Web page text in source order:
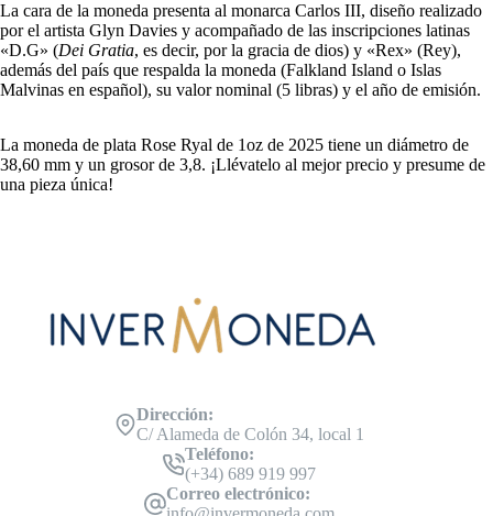
La cara de la moneda presenta al monarca Carlos III, diseño realizado
por el artista Glyn Davies y acompañado de las inscripciones latinas
«D.G» (Dei Gratia, es decir, por la gracia de dios) y «Rex» (Rey),
además del país que respalda la moneda (Falkland Island o Islas
Malvinas en español), su valor nominal (5 libras) y el año de emisión.
La moneda de plata Rose Ryal de 1oz de 2025 tiene un diámetro de
38,60 mm y un grosor de 3,8. ¡Llévatelo al mejor precio y presume de
una pieza única!
Dirección:
C/ Alameda de Colón 34, local 1
Teléfono:
(+34) 689 919 997
Correo electrónico: